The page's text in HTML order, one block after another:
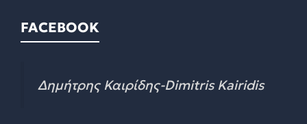
FACEBOOK
Δημήτρης Καιρίδης-Dimitris Kairidis